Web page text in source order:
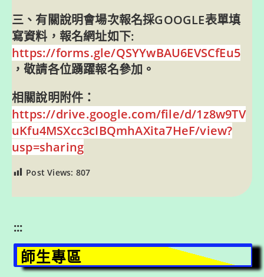
三、有關說明會場次報名採GOOGLE表單填
寫資料，報名網址如下:
https://forms.gle/QSYYwBAU6EVSCfEu5
，敬請各位踴躍報名參加。
相關說明附件：
https://drive.google.com/file/d/1z8w9TV
uKfu4MSXcc3cIBQmhAXita7HeF/view?
usp=sharing
Post Views: 807
:::
師生專區